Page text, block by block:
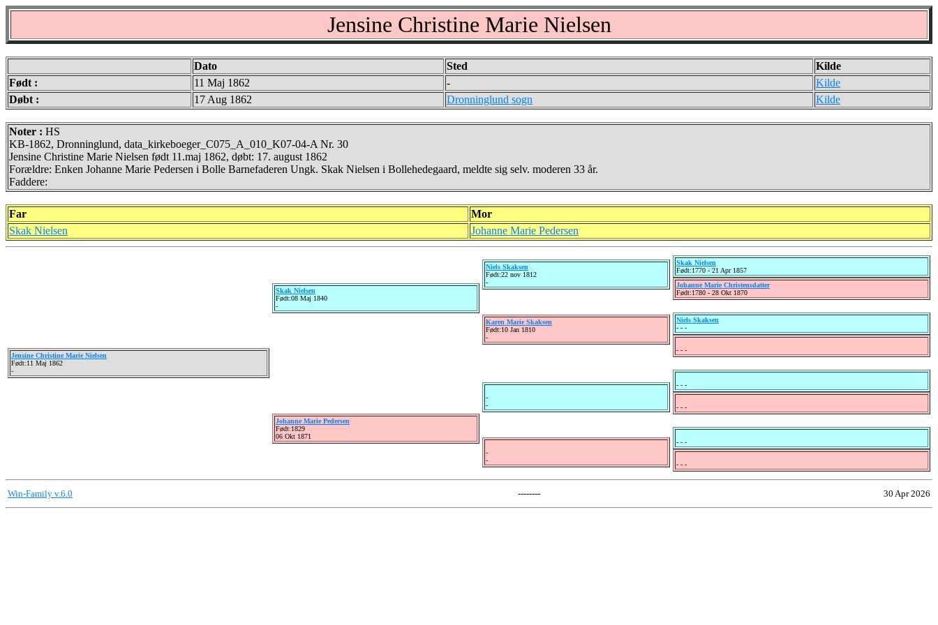
Jensine Christine Marie Nielsen
Dato Sted
Kilde
Født :
11 Maj 1862 -
Kilde
Døbt :
17 Aug 1862 Dronninglund sogn Kilde
Noter : HS
KB-1862, Dronninglund, data_kirkeboeger_C075_A_010_K07-04-A Nr. 30
Jensine Christine Marie Nielsen født 11.maj 1862, døbt: 17. august 1862
Forældre: Enken Johanne Marie Pedersen i Bolle Barnefaderen Ungk. Skak Nielsen i Bollehedegaard, meldte sig selv. moderen 33 år.
Faddere:
Far
Mor
Skak Nielsen
Johanne Marie Pedersen
Jensine Christine Marie Nielsen
Født:11 Maj 1862
-
Skak Nielsen
Født:08 Maj 1840
-
Johanne Marie Pedersen
Født:1829
06 Okt 1871
Niels Skaksen
Født:22 nov 1812
-
Karen Marie Skaksen
Født:10 Jan 1810
-
-
-
-
-
Skak Nielsen
Født:1770 - 21 Apr 1857
Johanne Marie Christensdatter
Født:1780 - 28 Okt 1870
Niels Skaksen
- - -
- - -
- - -
- - -
- - -
- - -
Win-Family v.6.0 -------- 30 Apr 2026